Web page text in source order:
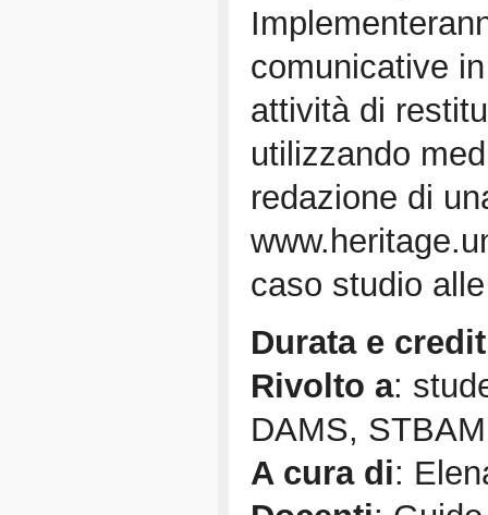
comunicative
attività di
utilizzando
redazione di
caso studio
Durata e
Rivolto a:
DAMS, STBAM
A cura di: